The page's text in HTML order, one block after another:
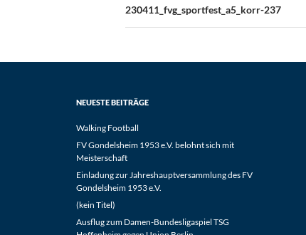
230411_fvg_sportfest_a5_korr-237
NEUESTE BEITRÄGE
Walking Football
FV Gondelsheim 1953 e.V. belohnt sich mit
Meisterschaft
Einladung zur Jahreshauptversammlung des FV
Gondelsheim 1953 e.V.
(kein Titel)
Ausflug zum Damen-Bundesligaspiel TSG